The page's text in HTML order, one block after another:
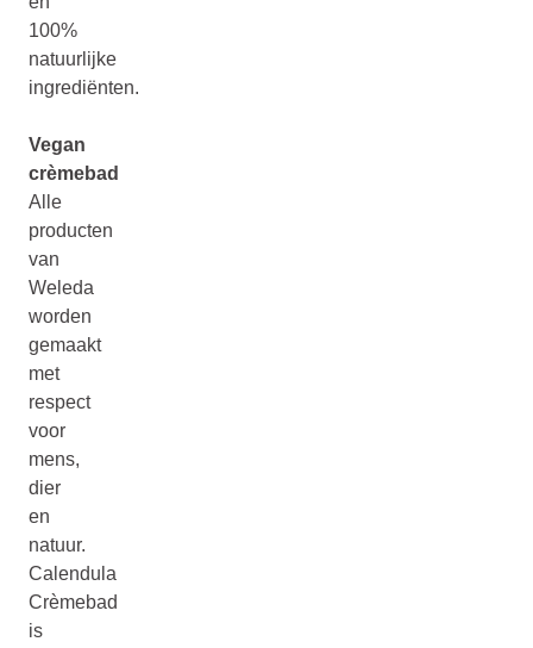
100%
natuurlijke
ingrediënten.
Vegan
crèmebad
Alle
producten
van
Weleda
worden
gemaakt
met
respect
voor
mens,
dier
en
natuur.
Calendula
Crèmebad
is